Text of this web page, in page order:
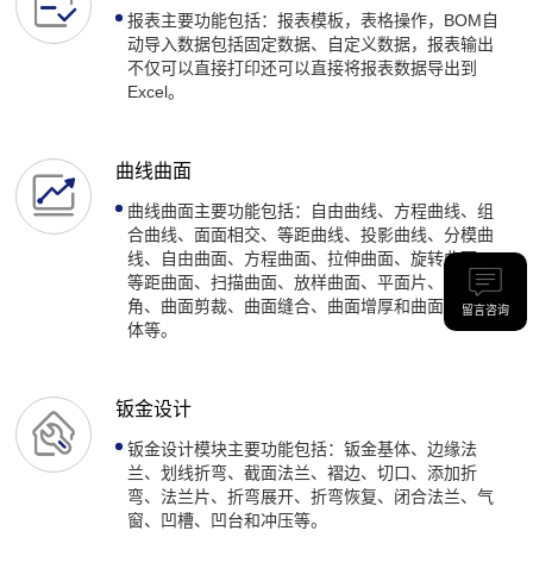
报表主要功能包括：报表模板，表格操作，BOM自
动导入数据包括固定数据、自定义数据，报表输出
不仅可以直接打印还可以直接将报表数据导出到
Excel。
曲线曲面
曲线曲面主要功能包括：自由曲线、方程曲线、组
合曲线、面面相交、等距曲线、投影曲线、分模曲
线、自由曲面、方程曲面、拉伸曲面、旋转曲面、
等距曲面、扫描曲面、放样曲面、平面片、面面圆
角、曲面剪裁、曲面缝合、曲面增厚和曲面切割实
体等。
钣金设计
钣金设计模块主要功能包括：钣金基体、边缘法
兰、划线折弯、截面法兰、褶边、切口、添加折
弯、法兰片、折弯展开、折弯恢复、闭合法兰、气
窗、凹槽、凹台和冲压等。
留言咨询